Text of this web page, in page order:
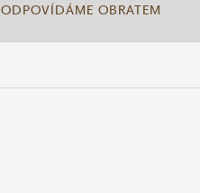
ODPOVÍDÁME OBRATEM